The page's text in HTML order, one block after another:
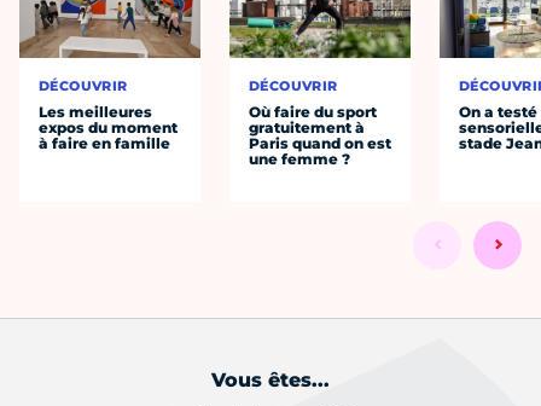
DÉCOUVRIR
Les meilleures
expos du moment
à faire en famille
DÉCOUVRIR
Où faire du sport
gratuitement à
Paris quand on est
une femme ?
On a
stade
Vous êtes...